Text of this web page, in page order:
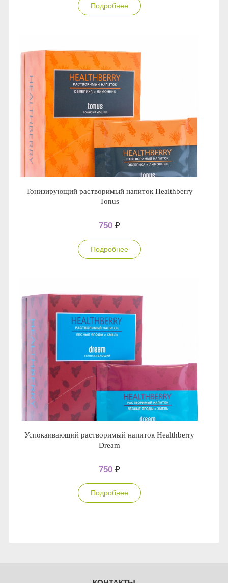
Подробнее
Тонизирующий растворимый напиток Healthberry
Tonus
750 ₽
Подробнее
Успокаивающий растворимый напиток Healthberry
Dream
750 ₽
Подробнее